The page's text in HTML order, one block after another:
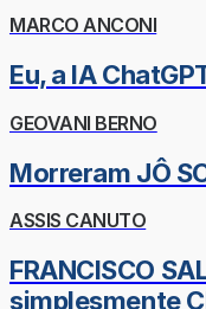
MARCO ANCONI
Eu, a IA
GEOVANI BERNO
Morreram JÔ
ASSIS CANUTO
FRANCISCO
simplesmente